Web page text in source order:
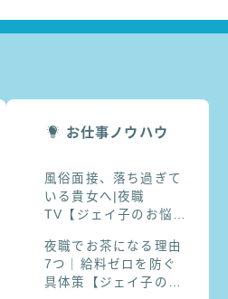
お仕事ノウハウ
風俗面接、落ち過ぎて
いる貴女へ|夜職
TV【ジェイ子のお悩み
夜職でお茶になる理由
7つ｜給料ゼロを防ぐ
具体策【ジェイ子のお